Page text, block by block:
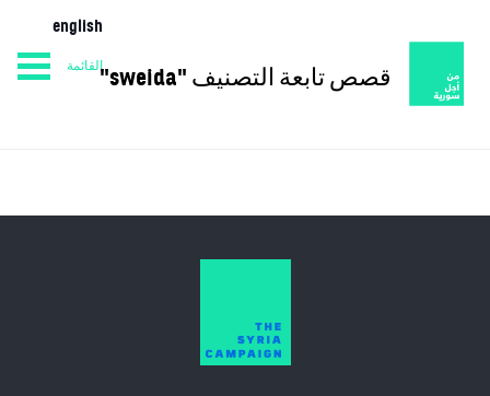
الصفحة الرئيسية المفكرة من نحن
english
القائمة قصص تابعة التصنيف "sweida"